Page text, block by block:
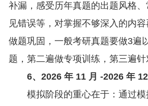
补漏，感受历年真题的出题风格
见错误等，对掌握不够深入的内容
做题巩固，一般考研真题要做3遍
题，第二遍做专项训练，第三遍针
6、2026 年 11 月 -2026 年
模拟阶段的重心在于：通过